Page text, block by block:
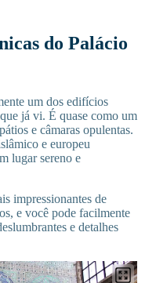
do Palácio
um dos edifícios
já vi. É quase como um
e câmaras opulentas.
e europeu
lugar sereno e
impressionantes de
e você pode facilmente
e detalhes